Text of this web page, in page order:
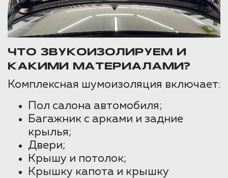
ЧТО ЗВУКОИЗОЛИРУЕМ И
КАКИМИ МАТЕРИАЛАМИ?
Комплексная шумоизоляция включает:
Пол салона автомобиля;
Багажник с арками и задние
крылья;
Двери;
Крышу и потолок;
Крышку капота и крышку